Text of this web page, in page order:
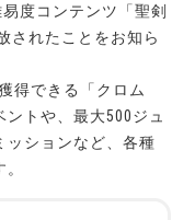
度コンテンツ「聖剣
されたことをお知ら
得できる「クロム
トや、最大500ジュ
ッションなど、各種